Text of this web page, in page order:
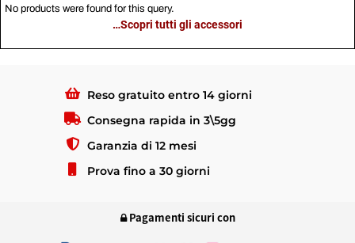
No products were found for this query.
…Scopri tutti gli accessori
Reso gratuito entro 14 giorni
Consegna rapida in 3\5gg
Garanzia di 12 mesi
Prova fino a 30 giorni
Pagamenti sicuri con